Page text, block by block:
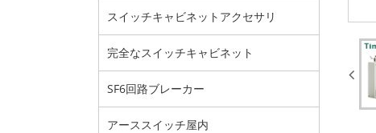
スイッチキャビネットアクセサリ
完全なスイッチキャビネット
SF6回路ブレーカー
アーススイッチ屋内